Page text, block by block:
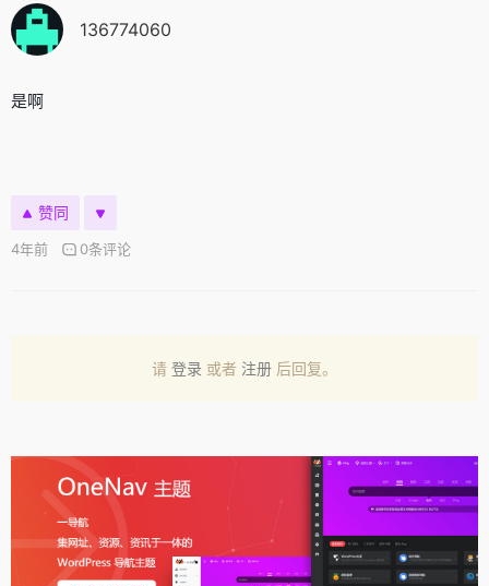
136774060
是啊
赞同
4年前 0条评论
请 登录 或者 注册 后回复。